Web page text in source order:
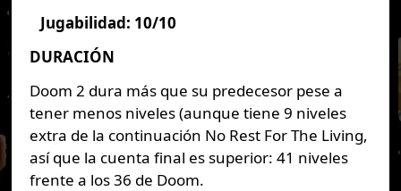
Jugabilidad: 10/10
DURACIÓN
Doom 2 dura más que su predecesor pese a
tener menos niveles (aunque tiene 9 niveles
extra de la continuación No Rest For The Living,
así que la cuenta final es superior: 41 niveles
frente a los 36 de Doom.